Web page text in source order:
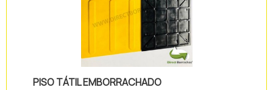
PISO TÁTIL EMBORRACHADO